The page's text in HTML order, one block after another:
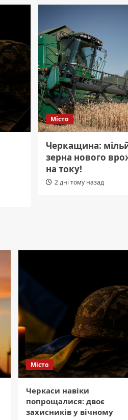
Місто
Черкащина:
зерна нового
на току!
2 дні тому назад
Місто
Черкаси навіки
попрощалися: двоє
захисників у вічному